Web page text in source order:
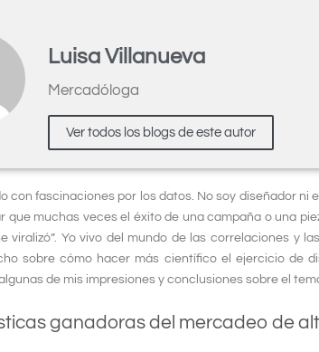
Luisa Villanueva
Mercadóloga
Ver todos los blogs de este autor
con fascinaciones por los datos. No soy diseñador ni
que muchas veces el éxito de una campaña o una
viralizó”. Yo vivo del mundo de las correlaciones y
sobre cómo hacer más científico el ejercicio de
de mis impresiones y conclusiones sobre el
ganadoras del mercadeo de